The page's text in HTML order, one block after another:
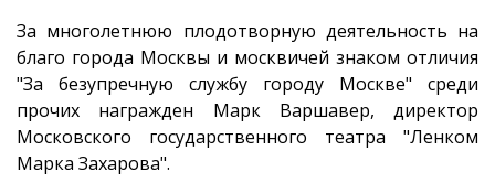
За многолетнюю плодотворную деятельность на
благо города Москвы и москвичей знаком отличия
"За безупречную службу городу Москве" среди
прочих награжден Марк Варшавер, директор
Московского государственного театра "Ленком
Марка Захарова".